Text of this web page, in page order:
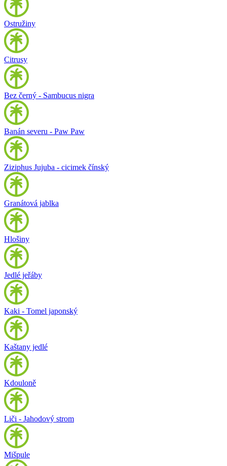
Ostružiny
Citrusy
Bez černý - Sambucus nigra
Banán severu - Paw Paw
Ziziphus Jujuba - cicimek čínský
Granátová jablka
Hlošiny
Jedlé jeřáby
Kaki - Tomel japonský
Kaštany jedlé
Kdouloně
Liči - Jahodový strom
Mišpule